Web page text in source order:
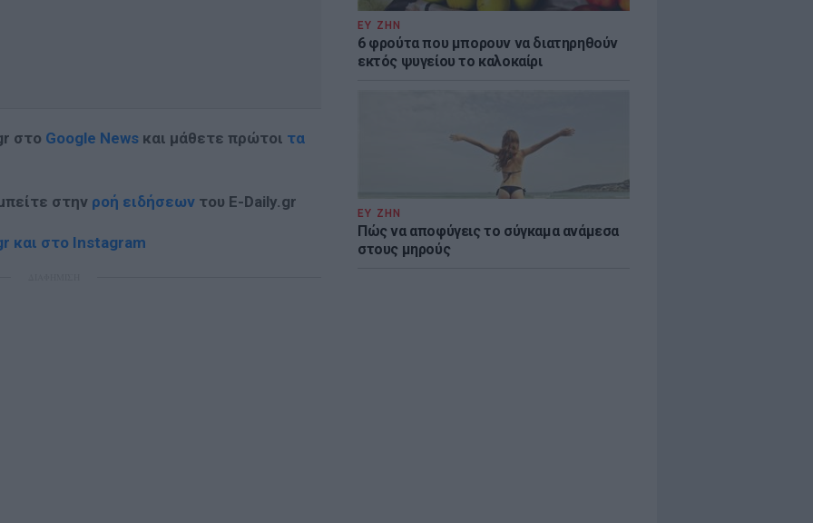
ΕΥ ΖΗΝ
6 φρούτα που μπορουν να διατηρηθούν
εκτός ψυγείου το καλοκαίρι
ΕΥ ΖΗΝ
Πώς να αποφύγεις το σύγκαμα ανάμεσα
στους μηρούς
στο Google News και μάθετε πρώτοι τα
στην ροή ειδήσεων του E-Daily.gr
και στο Instagram